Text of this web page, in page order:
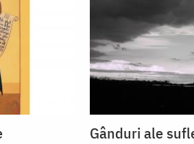
Gânduri ale